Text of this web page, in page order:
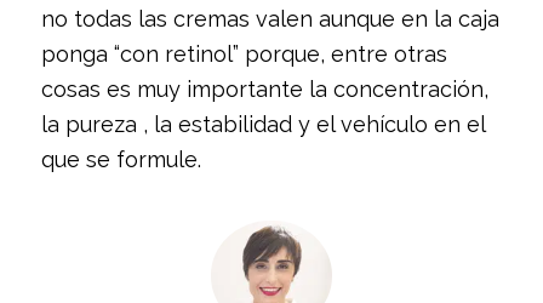
no todas las cremas valen aunque en la caja
ponga “con retinol” porque, entre otras
cosas es muy importante la concentración,
la pureza , la estabilidad y el vehículo en el
que se formule.